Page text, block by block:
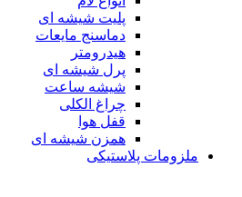
پلیت شیشه ای
دماسنج مایعات
هیدرومتر
پرل شیشه ای
شیشه ساعت
چراغ الکلی
قفل هوا
همزن شیشه ای
ملزومات پلاستیکی